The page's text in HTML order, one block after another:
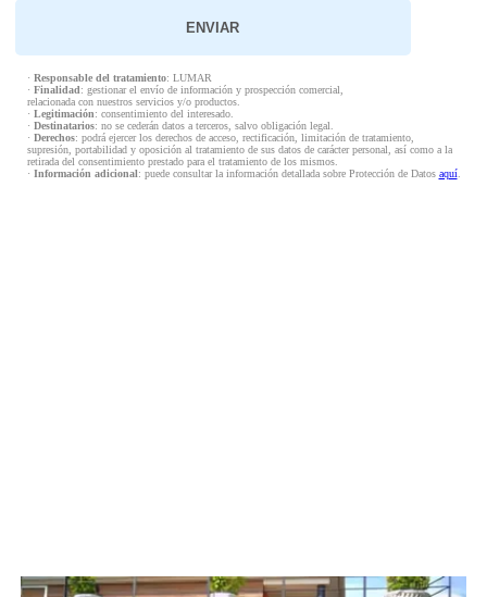
· Responsable del tratamiento: LUMAR
· Finalidad: gestionar el envío de información y prospección comercial,
relacionada con nuestros servicios y/o productos.
· Legitimación: consentimiento del interesado.
· Destinatarios: no se cederán datos a terceros, salvo obligación legal.
· Derechos: podrá ejercer los derechos de acceso, rectificación, limitación de tratamiento,
supresión, portabilidad y oposición al tratamiento de sus datos de carácter personal, así como a la
retirada del consentimiento prestado para el tratamiento de los mismos.
· Información adicional: puede consultar la información detallada sobre Protección de Datos aquí.